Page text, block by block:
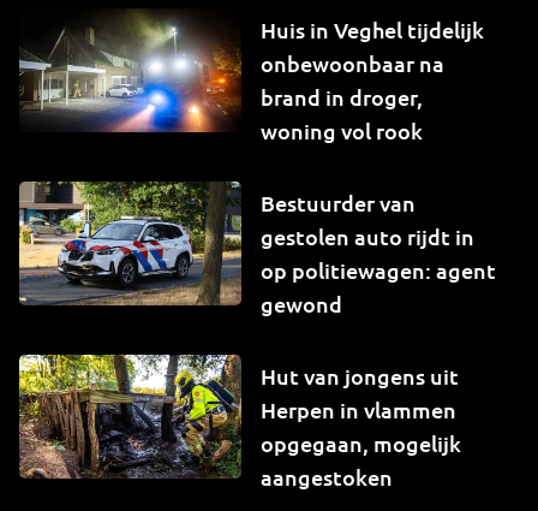
Huis in Veghel tijdelijk
onbewoonbaar na
brand in droger,
woning vol rook
Bestuurder van
gestolen auto rijdt in
op politiewagen: agent
gewond
Hut van jongens uit
Herpen in vlammen
opgegaan, mogelijk
aangestoken